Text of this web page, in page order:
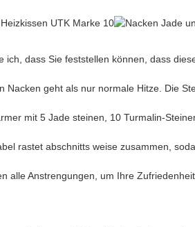
dass Sie feststellen können, dass
geht als nur normale Hitze. Die
mit 5 Jade steinen, 10 Turmalin-
rastet abschnitts weise zusammen,
alle Anstrengungen, um Ihre